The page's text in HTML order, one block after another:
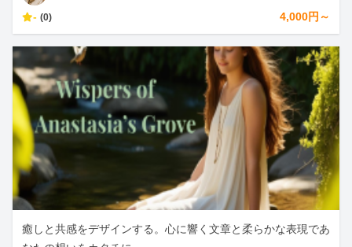
- (0) 4,000円～
癒しと共感をデザインする。心に響く文章と柔らかな表現であ